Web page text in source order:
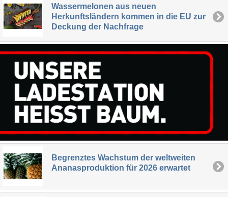
Wassermelonen aus neuen
Herkunftsländern kommen in die EU zur
Deckung der Nachfrage
Begrenztes Wachstum der weltweiten
Ananasproduktion für 2026 erwartet